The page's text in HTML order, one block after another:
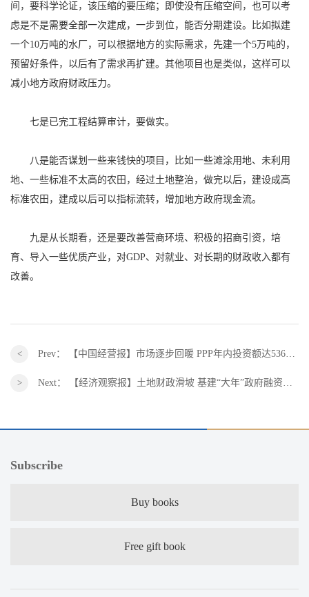
间，要科学论证，该压缩的要压缩；即使没有压缩空间，也可以考
虑是不是需要全部一次建成，一步到位，能否分期建设。比如拟建
一个10万吨的水厂，可以根据地方的实际需求，先建一个5万吨的，
预留好条件，以后有了需求再扩建。其他项目也是类似，这样可以
减小地方政府财政压力。
七是已完工程结算审计，要做实。
八是能否谋划一些来钱快的项目，比如一些滩涂用地、未利用
地、一些标准不太高的农田，经过土地整治，做完以后，建设成高
标准农田，建成以后可以指标流转，增加地方政府现金流。
九是从长期看，还是要改善营商环境、积极的招商引资，培
育、导入一些优质产业，对GDP、对就业、对长期的财政收入都有
改善。
Prev： 【中国经营报】市场逐步回暖 PPP年内投资额达5362亿元
Next： 【经济观察报】土地财政滑坡 基建“大年”政府融资靠什么
Subscribe
Buy books
Free gift book